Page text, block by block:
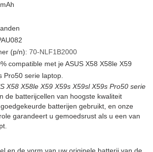
(p/n): 70-NLF1B2000
compatible met je ASUS X58 X58le X59
Pro50 serie laptop.
X58 X58le X59 X59s X59sl X59s Pro50 serie
de batterijcellen van hoogste kwaliteit
batterijen gebruikt, en onze
garandeert u gemoedsrust als u een van